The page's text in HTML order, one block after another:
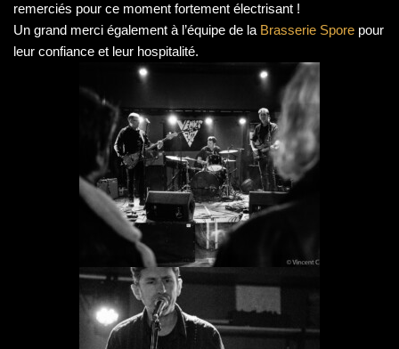
remerciés pour ce moment fortement électrisant !
Un grand merci également à l’équipe de la Brasserie Spore pour
leur confiance et leur hospitalité.